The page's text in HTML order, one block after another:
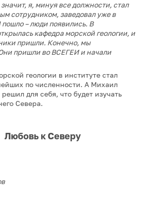
я, минуя все должности, стал
сотрудником, заведовал уже в
– люди появились. В
кафедра морской геологии, и
пришли. Конечно, мы
пришли во ВСЕГЕИ и начали
геологии в институте стал
по численности. А Михаил
для себя, что будет изучать
Севера.
Любовь к Северу